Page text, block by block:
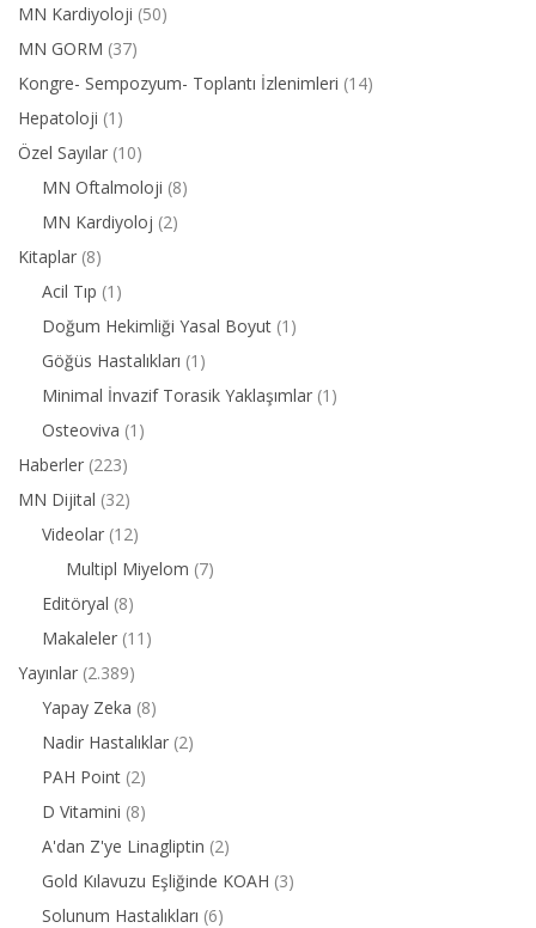
MN Kardiyoloji (50)
MN GORM (37)
Kongre- Sempozyum- Toplantı İzlenimleri (14)
Hepatoloji (1)
Özel Sayılar (10)
MN Oftalmoloji (8)
MN Kardiyoloj (2)
Kitaplar (8)
Acil Tıp (1)
Doğum Hekimliği Yasal Boyut (1)
Göğüs Hastalıkları (1)
Minimal İnvazif Torasik Yaklaşımlar (1)
Osteoviva (1)
Haberler (223)
MN Dijital (32)
Videolar (12)
Multipl Miyelom (7)
Editöryal (8)
Makaleler (11)
Yayınlar (2.389)
Yapay Zeka (8)
Nadir Hastalıklar (2)
PAH Point (2)
D Vitamini (8)
A'dan Z'ye Linagliptin (2)
Gold Kılavuzu Eşliğinde KOAH (3)
Solunum Hastalıkları (6)